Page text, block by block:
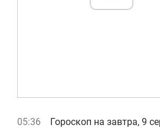
05:36
Гороскоп на завтра, 9